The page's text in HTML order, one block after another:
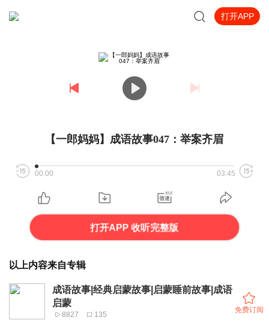
打开APP
【一郎妈妈】成语故事047：举案齐眉
00:00 03:45
打开APP 收听完整版
以上内容来自专辑
成语故事|经典启蒙故事|启蒙睡前故事|成语
启蒙
8827 135
免费订阅